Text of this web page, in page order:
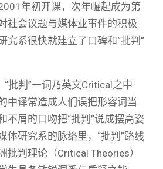
年初开课，次年崛起成为第
社会议题与媒体业事件的积极
究系很快就建立了口碑和“批判”
“批判”一词乃英文Critical之中
中译常造成人们误把形容词当
不屑的口吻把“批判”说成摆高姿
体研究系的脉络里，“批判”路线
批判理论（Critical Theories）